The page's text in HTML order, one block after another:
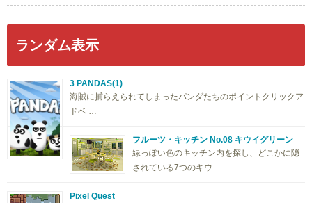
ランダム表示
3 PANDAS(1)
海賊に捕らえられてしまったパンダたちのポイントクリックア
ドベ …
フルーツ・キッチン No.08 キウイグリーン
緑っぽい色のキッチン内を探し、どこかに隠
されている7つのキウ …
Pixel Quest